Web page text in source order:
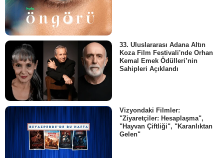
33. Uluslararası Adana Altın
Koza Film Festivali'nde Orhan
Kemal Emek Ödülleri’nin
Sahipleri Açıklandı
Vizyondaki Filmler:
"Ziyaretçiler: Hesaplaşma",
"Hayvan Çiftliği", "Karanlıktan
Gelen"